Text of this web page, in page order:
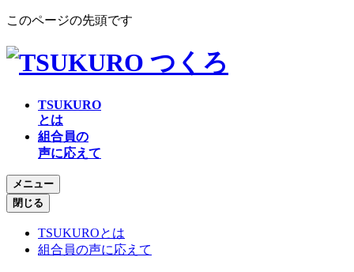
このページの先頭です
TSUKURO
とは
組合員の
声に応えて
メニュー
閉じる
TSUKUROとは
組合員の声に応えて